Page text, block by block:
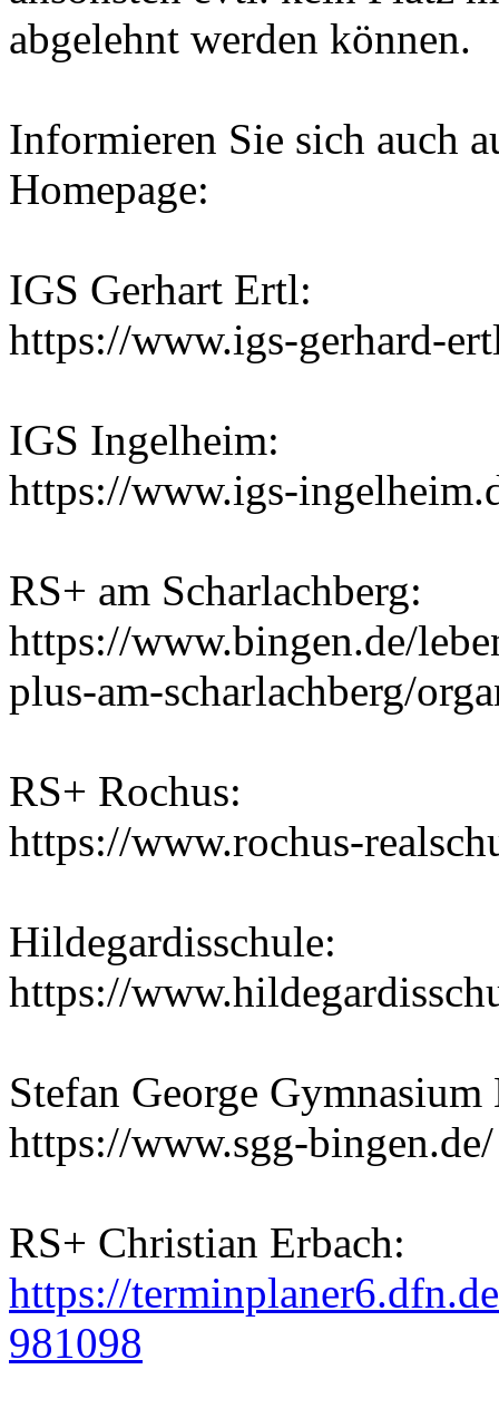
abgelehnt werden können.
Informieren Sie sich auch
Homepage:
IGS Gerhart Ertl:
https://www.igs-gerhard-
IGS Ingelheim:
https://www.igs-
RS+ am Scharlachberg:
https://www.bingen.de/
plus-am-scharlachberg/
RS+ Rochus:
https://www.rochus-
Hildegardisschule:
https://
Stefan George
https://www.sgg-bingen.de/
RS+ Christian Erbach:
https://
981098